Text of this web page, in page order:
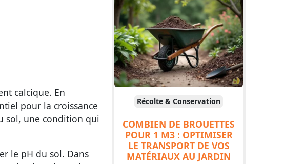
calcique. En
pour la croissance
sol, une condition qui
le pH du sol. Dans
Récolte & Conservation
COMBIEN DE BROUETTES
POUR 1 M3 : OPTIMISER
LE TRANSPORT DE VOS
MATÉRIAUX AU JARDIN